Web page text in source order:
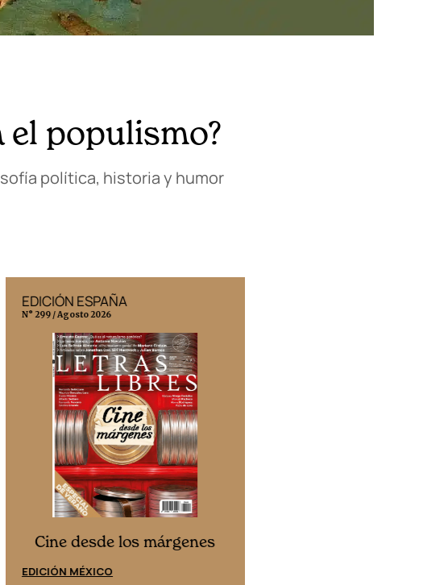
el populismo?
política, historia y humor
EDICIÓN ESPAÑA
N° 299 / Agosto 2026
Cine desde los márgenes
EDICIÓN MÉXICO